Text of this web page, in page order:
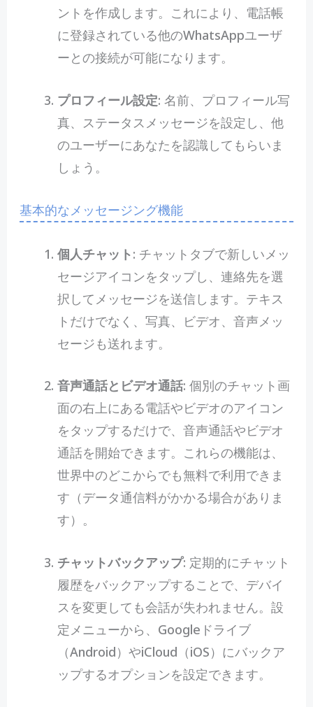
ントを作成します。これにより、電話帳
に登録されている他のWhatsAppユーザ
ーとの接続が可能になります。
プロフィール設定: 名前、プロフィール写
真、ステータスメッセージを設定し、他
のユーザーにあなたを認識してもらいま
しょう。
基本的なメッセージング機能
個人チャット: チャットタブで新しいメッ
セージアイコンをタップし、連絡先を選
択してメッセージを送信します。テキス
トだけでなく、写真、ビデオ、音声メッ
セージも送れます。
音声通話とビデオ通話: 個別のチャット画
面の右上にある電話やビデオのアイコン
をタップするだけで、音声通話やビデオ
通話を開始できます。これらの機能は、
世界中のどこからでも無料で利用できま
す（データ通信料がかかる場合がありま
す）。
チャットバックアップ: 定期的にチャット
履歴をバックアップすることで、デバイ
スを変更しても会話が失われません。設
定メニューから、Googleドライブ
（Android）やiCloud（iOS）にバックア
ップするオプションを設定できます。